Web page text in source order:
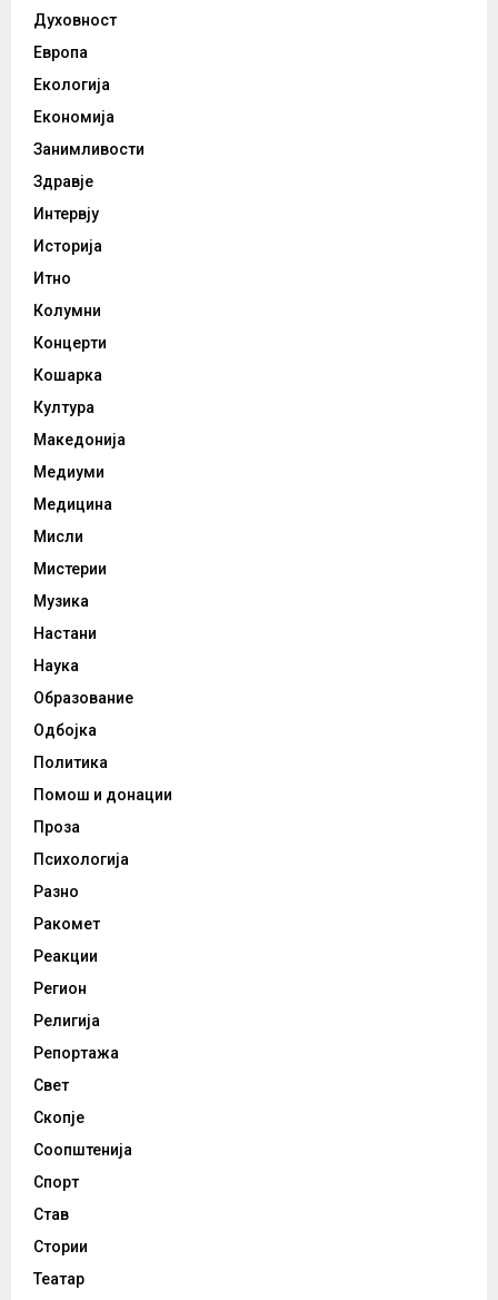
Духовност
Европа
Екологија
Економија
Занимливости
Здравје
Интервју
Историја
Итно
Колумни
Концерти
Кошарка
Култура
Македонија
Медиуми
Медицина
Мисли
Мистерии
Музика
Настани
Наука
Образование
Одбојка
Политика
Помош и донации
Проза
Психологија
Разно
Ракомет
Реакции
Регион
Религија
Репортажа
Свет
Скопје
Соопштенија
Спорт
Став
Стории
Театар